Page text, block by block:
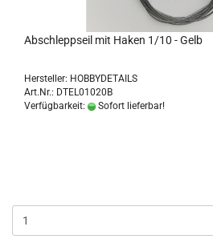
Abschleppseil mit Haken 1/10 - Gelb
Hersteller: HOBBYDETAILS
Art.Nr.: DTEL01020B
Verfügbarkeit:
Sofort lieferbar!